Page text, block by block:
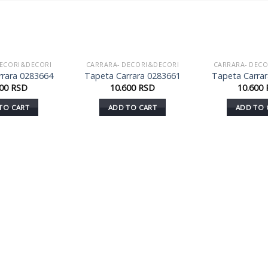
Dodaj
u listu
0283664
RSD
CART
Dodaj
u listu
CARRARA- DECORI&DECORI
Tapeta Carrara 0283661
10.600 RSD
ADD TO CART
CARRARA-
Tapeta
10.600
ADD TO